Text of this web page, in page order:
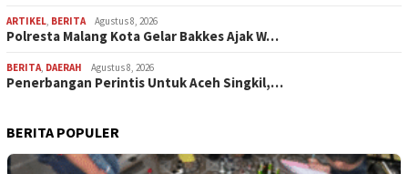
ARTIKEL, BERITA Agustus 8, 2026
Polresta Malang Kota Gelar Bakkes Ajak W…
BERITA, DAERAH Agustus 8, 2026
Penerbangan Perintis Untuk Aceh Singkil,…
BERITA POPULER